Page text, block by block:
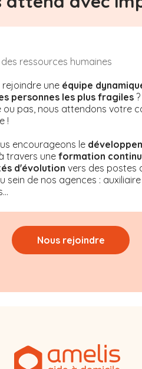
ressources humaines
une équipe
personnes les plus fragiles
ou pas, nous attendons votre
!
encourageons le
travers uneformation
d'évolution vers des postes
sein de nos agences :
Nous rejoindre